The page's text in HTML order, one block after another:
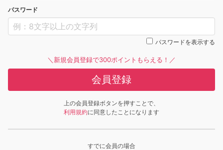
パスワード
パスワードを表示する
＼新規会員登録で300ポイントもらえる！／
会員登録
上の会員登録ボタンを押すことで、
利用規約に同意したことになります
すでに会員の場合